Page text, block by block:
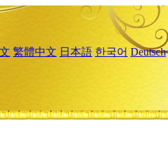
繁體中文 日本語 한국어 Deutsch